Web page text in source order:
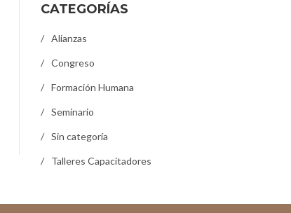
CATEGORÍAS
Alianzas
Congreso
Formación Humana
Seminario
Sin categoría
Talleres Capacitadores